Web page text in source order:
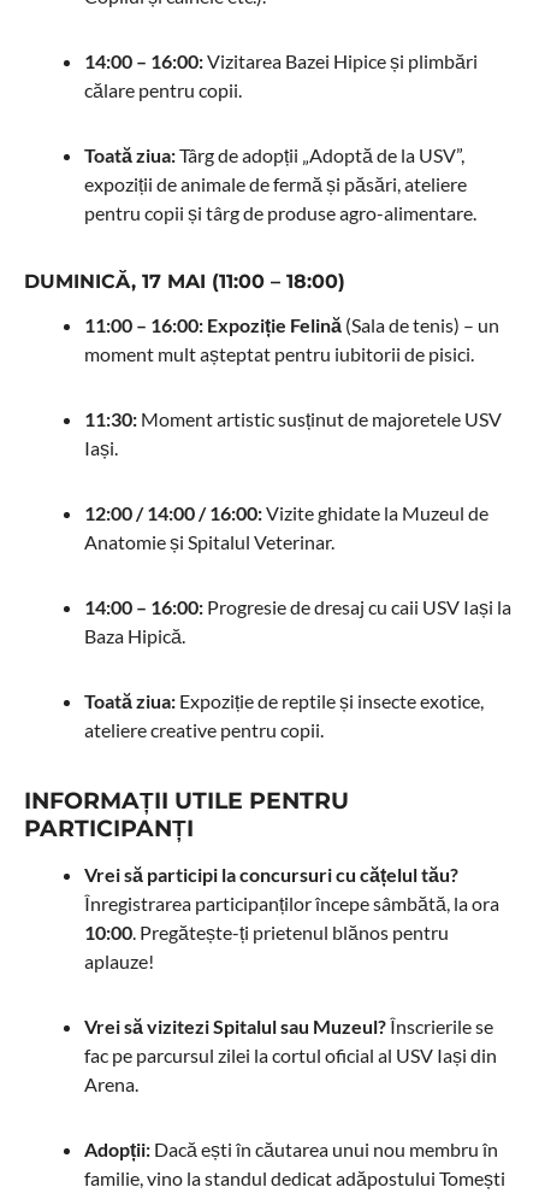
14:00 – 16:00:Vizitarea Bazei Hipice și plimbări
călare pentru copii.
Toată ziua:Târg de adopții „Adoptă de la USV”,
expoziții de animale de fermă și păsări, ateliere
pentru copii și târg de produse agro-alimentare.
DUMINICĂ, 17 MAI (11:00 – 18:00)
11:00 – 16:00: Expoziție Felină(Sala de tenis) – un
moment mult așteptat pentru iubitorii de pisici.
11:30:Moment artistic susținut de majoretele USV
Iași.
12:00 / 14:00 / 16:00:Vizite ghidate la Muzeul de
Anatomie și Spitalul Veterinar.
14:00 – 16:00:Progresie de dresaj cu caii USV Iași la
Baza Hipică.
Toată ziua:Expoziție de reptile și insecte exotice,
ateliere creative pentru copii.
INFORMAȚII UTILE PENTRU
PARTICIPANȚI
Vrei să participi la concursuri cu cățelul tău?
Înregistrarea participanților începe sâmbătă, la ora
10:00. Pregătește-ți prietenul blănos pentru
aplauze!
Vrei să vizitezi Spitalul sau Muzeul?Înscrierile se
fac pe parcursul zilei la cortul oficial al USV Iași din
Arena.
Adopții:Dacă ești în căutarea unui nou membru în
familie, vino la standul dedicat adăpostului Tomești